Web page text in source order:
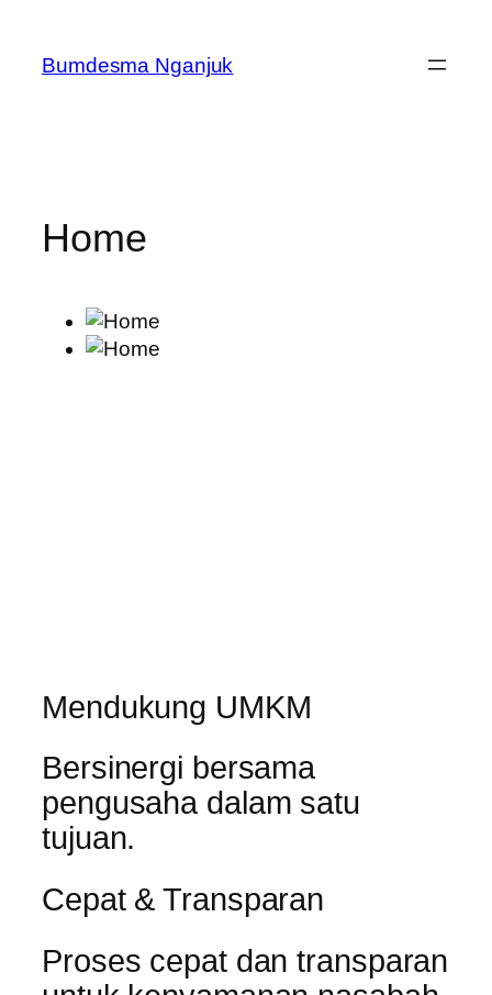
content
Bumdesma Nganjuk
Home
Mendukung UMKM
Bersinergi bersama
pengusaha dalam satu
tujuan.
Cepat & Transparan
Proses cepat dan transparan